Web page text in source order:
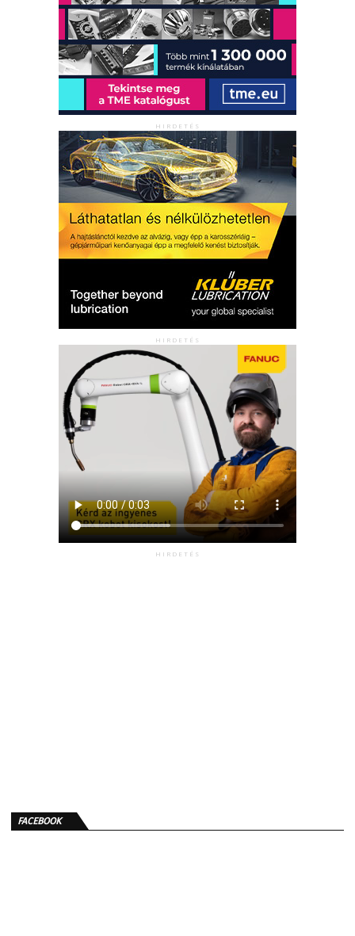
HIRDETÉS
HIRDETÉS
HIRDETÉS
FACEBOOK